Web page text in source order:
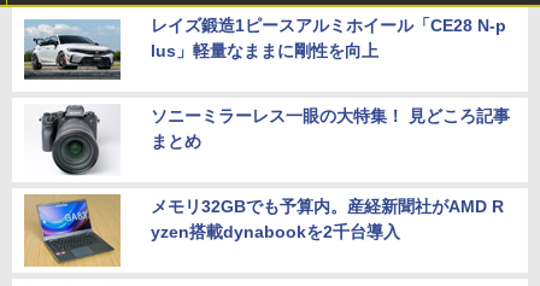
レイズ鍛造1ピースアルミホイール「CE28 N-p
lus」軽量なままに剛性を向上
ソニーミラーレス一眼の大特集！ 見どころ記事
まとめ
メモリ32GBでも予算内。産経新聞社がAMD R
yzen搭載dynabookを2千台導入